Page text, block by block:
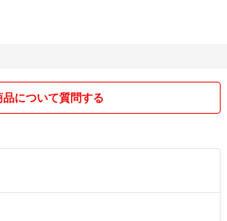
品について質問する